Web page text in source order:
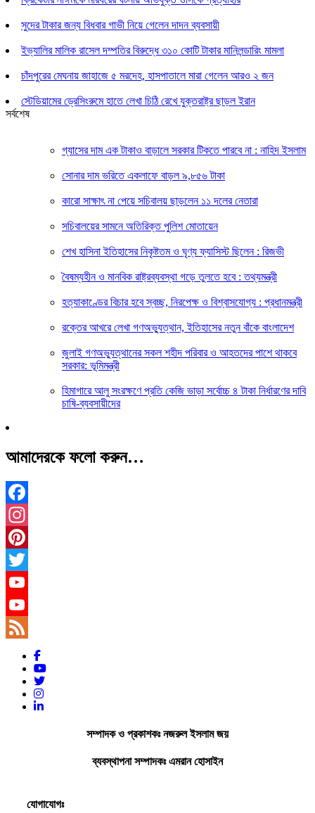
সুদের টাকার জন্য বিধবার গাভী নিয়ে গেলেন দাদন ব্যবসায়ী
ইভ্যালির মালিক রাসেল দম্পতির বিরুদ্ধে ৩১০ কোটি টাকার মানিলন্ডারিং মামলা
চাঁদপুরের মেঘনায় জাহাজে ৫ মরদেহ, হাসপাতালে মারা গেলেন আরও ২ জন
স্টেডিয়ামের ড্রেসিংরুমে হাতে লেখা চিঠি রেখে যুক্তরাষ্ট্র ছাড়ল ইরান
সর্বশেষ
গ্যাসের দাম এক টাকাও বাড়ালে সরকার টিকতে পারবে না : নাহিদ ইসলাম
সোনার দাম ভরিতে একলাফে বাড়ল ৯,৮৫৬ টাকা
কারো সাক্ষাৎ না পেয়ে সচিবালয় ছাড়লেন ১১ দলের নেতারা
সচিবালয়ের সামনে অতিরিক্ত পুলিশ মোতায়েন
শেখ হাসিনা ইতিহাসের নিকৃষ্টতম ও ঘৃণ্য ফ্যাসিস্ট ছিলেন : রিজভী
বৈষম্যহীন ও মানবিক রাষ্ট্রব্যবস্থা গড়ে তুলতে হবে : তথ্যমন্ত্রী
হত্যাকাণ্ডের বিচার হবে স্বচ্ছ, নিরপেক্ষ ও বিশ্বাসযোগ্য : প্রধানমন্ত্রী
রক্তের আখরে লেখা গণঅভ্যুত্থান, ইতিহাসের নতুন বাঁকে বাংলাদেশ
জুলাই গণঅভ্যুত্থানের সকল শহীদ পরিবার ও আহতদের পাশে থাকবে
সরকার: ভূমিমন্ত্রী
হিমাগারে আলু সংরক্ষণে প্রতি কেজি ভাড়া সর্বোচ্চ ৪ টাকা নির্ধারণের দাবি
চাষি-ব্যবসায়ীদের
আমাদেরকে ফলো করুন…
Facebook
Instagram
Pinterest
Twitter
YouTube
YouTube
Channel
সম্পাদক ও প্রকাশকঃ নজরুল ইসলাম জয়
ব্যবস্থাপনা সম্পাদকঃ এমরান হোসাইন
যোগাযোগঃ